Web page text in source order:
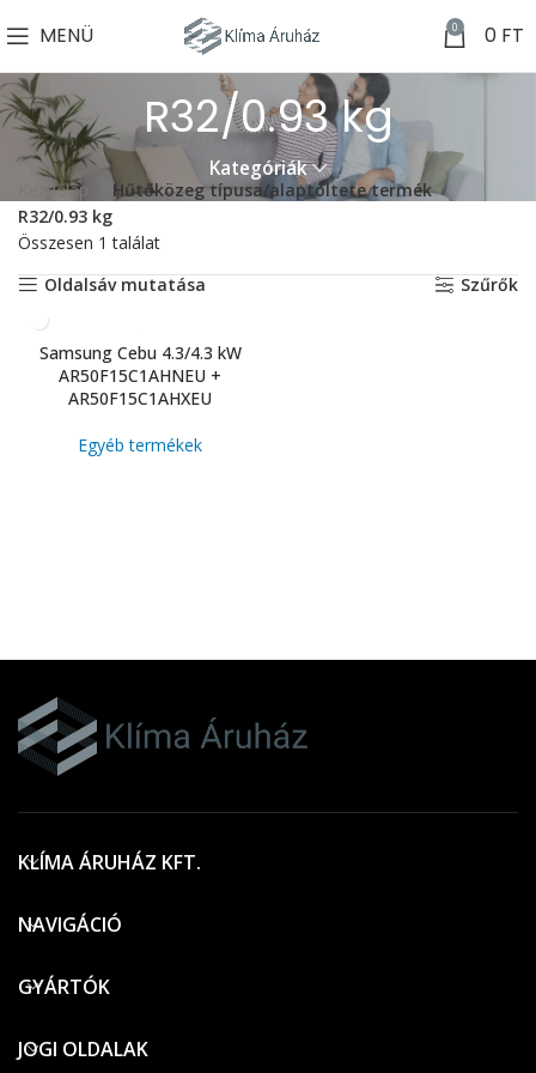
MENÜ 0 0 FT
R32/0.93 kg
Kategóriák
Kezdőlap
Hűtőközeg típusa/alaptöltete termék
R32/0.93 kg
Összesen 1 találat
Oldalsáv mutatása
Szűrők
Samsung Cebu 4.3/4.3 kW
AR50F15C1AHNEU +
AR50F15C1AHXEU
Egyéb termékek
KLÍMA ÁRUHÁZ KFT.
NAVIGÁCIÓ
GYÁRTÓK
JOGI OLDALAK